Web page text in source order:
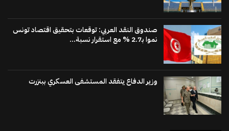
صندوق النقد العربي: توقعات بتحقيق اقتصاد تونس
نموا بـ2.7 % مع استقرار نسبة...
وزير الدفاع يتفقد المستشفى العسكري ببنزرت